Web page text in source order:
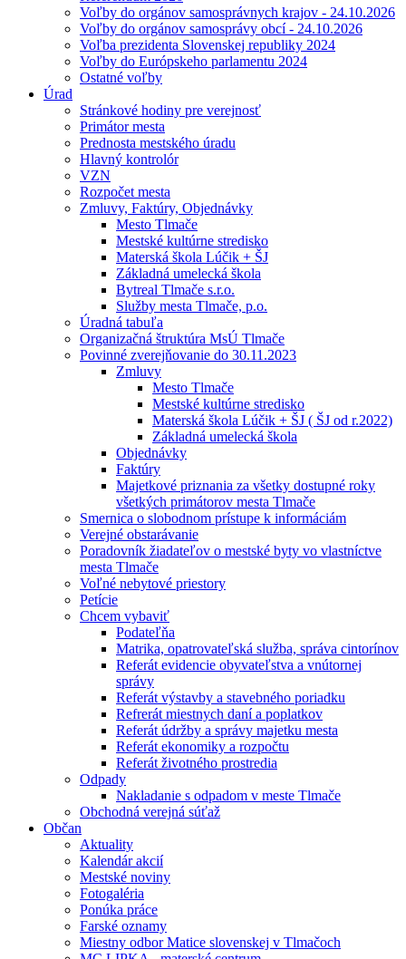
Voľby do orgánov samosprávnych krajov - 24.10.2026
Voľby do orgánov samosprávy obcí - 24.10.2026
Voľba prezidenta Slovenskej republiky 2024
Voľby do Európskeho parlamentu 2024
Ostatné voľby
Úrad
Stránkové hodiny pre verejnosť
Primátor mesta
Prednosta mestského úradu
Hlavný kontrolór
VZN
Rozpočet mesta
Zmluvy, Faktúry, Objednávky
Mesto Tlmače
Mestské kultúrne stredisko
Materská škola Lúčik + ŠJ
Základná umelecká škola
Bytreal Tlmače s.r.o.
Služby mesta Tlmače, p.o.
Úradná tabuľa
Organizačná štruktúra MsÚ Tlmače
Povinné zverejňovanie do 30.11.2023
Zmluvy
Mesto Tlmače
Mestské kultúrne stredisko
Materská škola Lúčik + ŠJ ( ŠJ od r.2022)
Základná umelecká škola
Objednávky
Faktúry
Majetkové priznania za všetky dostupné roky
všetkých primátorov mesta Tlmače
Smernica o slobodnom prístupe k informáciám
Verejné obstarávanie
Poradovník žiadateľov o mestské byty vo vlastníctve
mesta Tlmače
Voľné nebytové priestory
Petície
Chcem vybaviť
Podateľňa
Matrika, opatrovateľská služba, správa cintorínov
Referát evidencie obyvateľstva a vnútornej
správy
Referát výstavby a stavebného poriadku
Refrerát miestnych daní a poplatkov
Referát údržby a správy majetku mesta
Referát ekonomiky a rozpočtu
Referát životného prostredia
Odpady
Nakladanie s odpadom v meste Tlmače
Obchodná verejná súťaž
Občan
Aktuality
Kalendár akcií
Mestské noviny
Fotogaléria
Ponúka práce
Farské oznamy
Miestny odbor Matice slovenskej v Tlmačoch